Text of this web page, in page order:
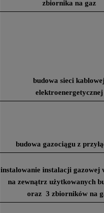
zbiornika na gaz
budowa sieci kablowej
elektroenergetycznej
budowa gazociągu z
instalowanie instalacji gazowej
na zewnątrz użytkowanych
oraz 3 zbiorników na